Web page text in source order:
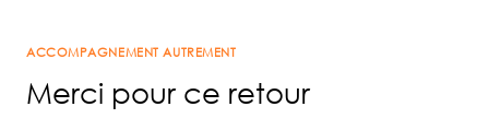
ACCOMPAGNEMENT AUTREMENT
Merci pour ce retour